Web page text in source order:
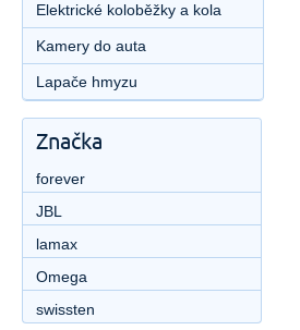
Elektrické koloběžky a kola
Kamery do auta
Lapače hmyzu
Značka
forever
JBL
lamax
Omega
swissten